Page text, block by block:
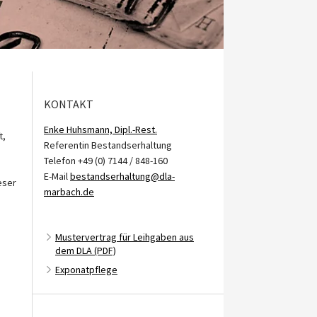
KONTAKT
Enke Huhsmann, Dipl.-Rest.
Referentin Bestandserhaltung
Telefon +49 (0) 7144 / 848-160
E-Mailbestandserhaltung@dla-
marbach.de
Mustervertrag für Leihgaben aus
dem DLA (PDF)
Exponatpflege